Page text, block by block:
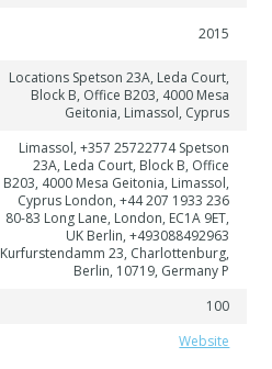
2015
Locations Spetson 23A, Leda Court,
Block B, Office B203, 4000 Mesa
Geitonia, Limassol, Cyprus
Limassol, +357 25722774 Spetson
23A, Leda Court, Block B, Office
B203, 4000 Mesa Geitonia, Limassol,
Cyprus London, +44 207 1933 236
80-83 Long Lane, London, EC1A 9ET,
UK Berlin, +493088492963
Kurfurstendamm 23, Charlottenburg,
Berlin, 10719, Germany P
100
Website